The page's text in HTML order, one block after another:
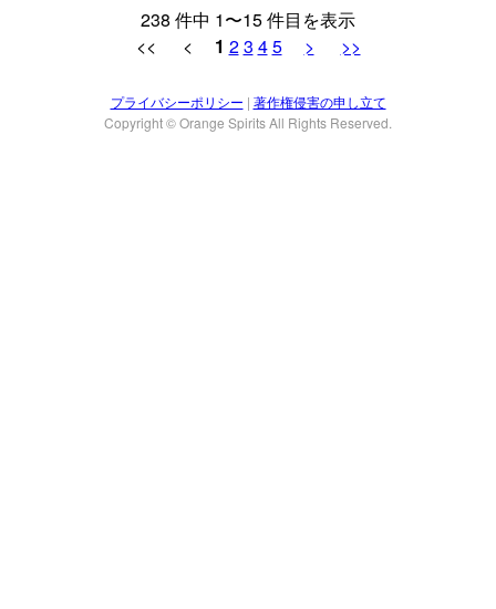
238 件中 1〜15 件目を表示
<< < 1 23 45 > >>
プライバシーポリシー | 著作権侵害の申し立て
Copyright © Orange Spirits All Rights Reserved.